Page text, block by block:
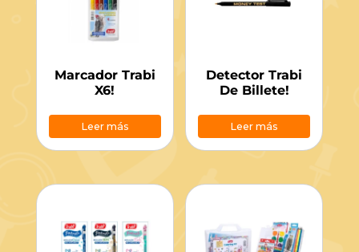
Marcador Trabi
X6!
Leer más
Detector Trabi
De Billete!
Leer más